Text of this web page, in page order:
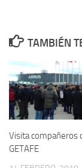
TAMBIÉN
Visita compañeros
GETAFE